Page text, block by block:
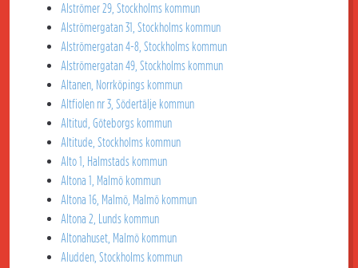
Alströmer 29, Stockholms kommun
Alströmergatan 31, Stockholms kommun
Alströmergatan 4-8, Stockholms kommun
Alströmergatan 49, Stockholms kommun
Altanen, Norrköpings kommun
Altfiolen nr 3, Södertälje kommun
Altitud, Göteborgs kommun
Altitude, Stockholms kommun
Alto 1, Halmstads kommun
Altona 1, Malmö kommun
Altona 16, Malmö, Malmö kommun
Altona 2, Lunds kommun
Altonahuset, Malmö kommun
Aludden, Stockholms kommun